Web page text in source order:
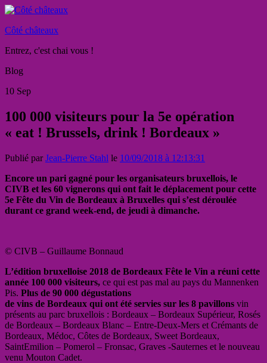
Côté châteaux
Entrez, c'est chai vous !
Blog
10 Sep
100 000 visiteurs pour la 5e opération
« eat ! Brussels, drink ! Bordeaux »
Publié parJean-Pierre Stahl le 10/09/2018 à 12:13:31
Encore un pari gagné pour les organisateurs bruxellois, le
CIVB et les 60 vignerons qui ont fait le déplacement pour cette
5e Fête du Vin de Bordeaux à Bruxelles qui s’est déroulée
durant ce grand week-end, de jeudi à dimanche.
© CIVB – Guillaume Bonnaud
L’édition bruxelloise 2018 de Bordeaux Fête le Vin a réuni cette
année 100 000 visiteurs, ce qui est pas mal au pays du Mannenken
Pis. Plus de 90 000 dégustations
de vins de Bordeaux qui ont été servies sur les 8 pavillons vin
présents au parc bruxellois : Bordeaux – Bordeaux Supérieur, Rosés
de Bordeaux – Bordeaux Blanc – Entre-Deux-Mers et Crémants de
Bordeaux, Médoc, Côtes de Bordeaux, Sweet Bordeaux,
SaintEmilion – Pomerol – Fronsac, Graves -Sauternes et le nouveau
venu Mouton Cadet.